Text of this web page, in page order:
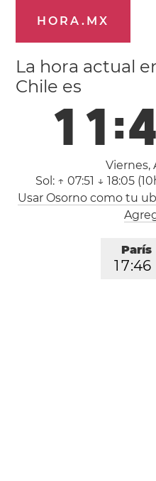
HORA.MX
La hora actual
Chile es
1 1:4
Viernes,
Sol: ↑ 07:51 ↓ 18:05
Usar Osorno como tu
París
1 7:46